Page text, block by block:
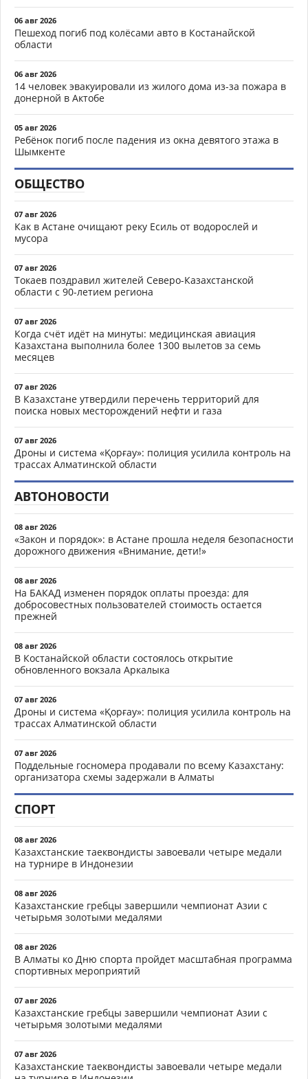
06 авг 2026
Пешеход погиб под колёсами авто в Костанайской
области
06 авг 2026
14 человек эвакуировали из жилого дома из-за пожара в
донерной в Актобе
05 авг 2026
Ребёнок погиб после падения из окна девятого этажа в
Шымкенте
ОБЩЕСТВО
07 авг 2026
Как в Астане очищают реку Есиль от водорослей и
мусора
07 авг 2026
Токаев поздравил жителей Северо-Казахстанской
области с 90-летием региона
07 авг 2026
Когда счёт идёт на минуты: медицинская авиация
Казахстана выполнила более 1300 вылетов за семь
месяцев
07 авг 2026
В Казахстане утвердили перечень территорий для
поиска новых месторождений нефти и газа
07 авг 2026
Дроны и система «Қорғау»: полиция усилила контроль на
трассах Алматинской области
АВТОНОВОСТИ
08 авг 2026
«Закон и порядок»: в Астане прошла неделя безопасности
дорожного движения «Внимание, дети!»
08 авг 2026
На БАКАД изменен порядок оплаты проезда: для
добросовестных пользователей стоимость остается
прежней
08 авг 2026
В Костанайской области состоялось открытие
обновленного вокзала Аркалыка
07 авг 2026
Дроны и система «Қорғау»: полиция усилила контроль на
трассах Алматинской области
07 авг 2026
Поддельные госномера продавали по всему Казахстану:
организатора схемы задержали в Алматы
СПОРТ
08 авг 2026
Казахстанские таеквондисты завоевали четыре медали
на турнире в Индонезии
08 авг 2026
Казахстанские гребцы завершили чемпионат Азии с
четырьмя золотыми медалями
08 авг 2026
В Алматы ко Дню спорта пройдет масштабная программа
спортивных мероприятий
07 авг 2026
Казахстанские гребцы завершили чемпионат Азии с
четырьмя золотыми медалями
07 авг 2026
Казахстанские таеквондисты завоевали четыре медали